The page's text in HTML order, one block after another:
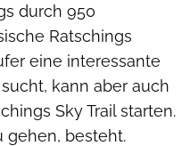
durch 950
Ratschings
eine interessante
kann aber auch
Sky Trail starten.
gehen, besteht.